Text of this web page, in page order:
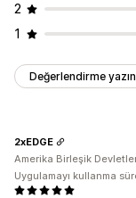
2
1
Değerlendirme yazın
2xEDGE
Amerika Birleşik
Uygulamayı kullanma